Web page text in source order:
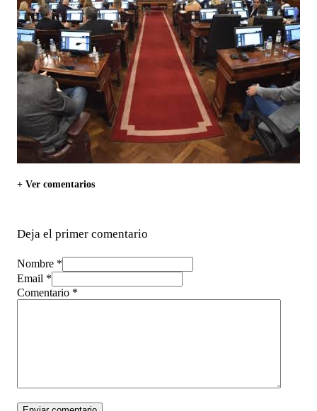
+ Ver comentarios
Deja el primer comentario
Nombre *
Email *
Comentario *